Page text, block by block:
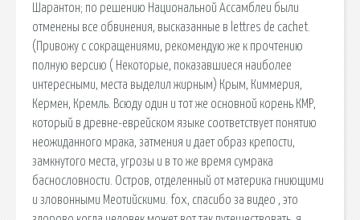
Шарантон; по решению Национальной Ассамблеи были
отменены все обвинения, высказанные в lettres de cachet.
(Привожу с сокращениями, рекомендую же к прочтению
полную версию ( Некоторые, показавшиеся наиболее
интересными, места выделил жирным) Крым, Киммерия,
Кермен, Кремль. Всюду один и тот же основной корень КМР,
который в древне-еврейском языке соответствует понятию
неожиданного мрака, затмения и дает образ крепости,
замкнутого места, угрозы и в то же время сумрака
баснословности. Остров, отделенный от материка гниющими
и зловонными Меотийскими. fox, спасибо за видео , это